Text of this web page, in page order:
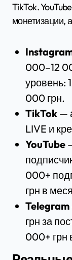
TikTok.
монетизации,
000–12
уровень:
000 грн.
TikTok—
LIVE и
YouTube
000+
грн в
Telegram
грн за
000+ грн